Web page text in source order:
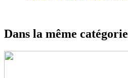
Dans la même catégorie